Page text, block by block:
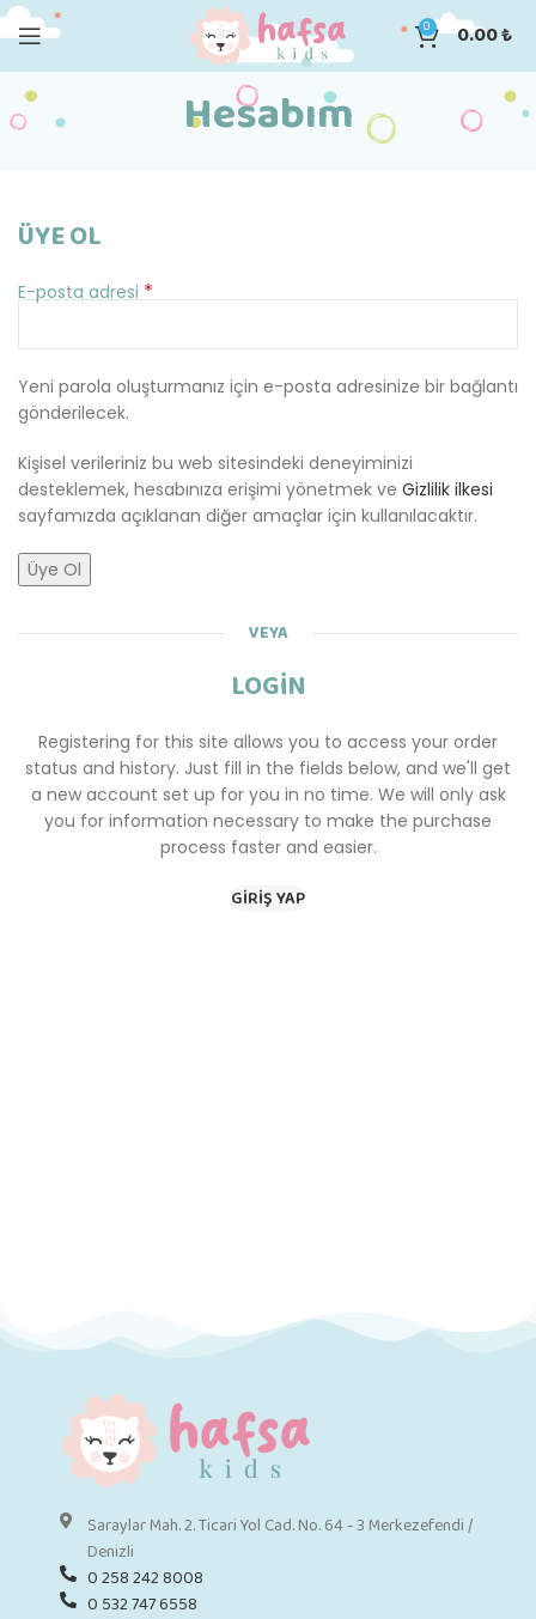
0 0.00₺
Hesabım
ÜYE OL
E-posta adresi *
Yeni parola oluşturmanız için e-posta adresinize bir bağlantı
gönderilecek.
Kişisel verileriniz bu web sitesindeki deneyiminizi
desteklemek, hesabınıza erişimi yönetmek ve Gizlilik ilkesi
sayfamızda açıklanan diğer amaçlar için kullanılacaktır.
Üye Ol
VEYA
LOGIN
Registering for this site allows you to access your order
status and history. Just fill in the fields below, and we'll get
a new account set up for you in no time. We will only ask
you for information necessary to make the purchase
process faster and easier.
GIRIŞ YAP
Saraylar Mah. 2. Ticari Yol Cad. No. 64 - 3 Merkezefendi /
Denizli
0 258 242 8008
0 532 747 6558